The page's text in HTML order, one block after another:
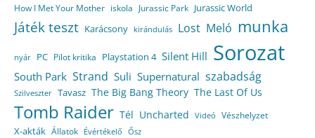
How I Met Your Mother iskola Jurassic Park Jurassic World
Játék teszt Karácsony kirándulás Lost Meló munka
nyár PC Pilot kritika Playstation 4 Silent Hill Sorozat
South Park Strand Suli Supernatural szabadság
Szilveszter Tavasz The Big Bang Theory The Last Of Us
Tomb Raider Tél Uncharted Videó Vészhelyzet
X-akták Állatok Évértékelő Ősz